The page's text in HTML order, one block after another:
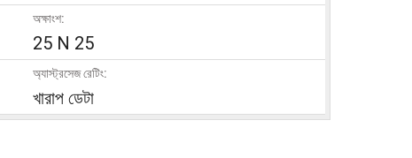
অক্ষাংশ:
25 N 25
অ্যাস্ট্রসেজ রেটিং:
খারাপ ডেটা